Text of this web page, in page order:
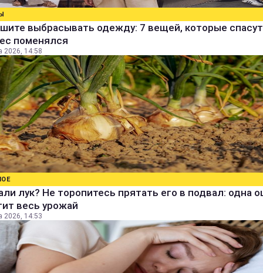
выбрасывать одежду: 7 вещей, которые спасут
поменялся
2026, 14:58
лук? Не торопитесь прятать его в подвал: одна
весь урожай
2026, 14:53